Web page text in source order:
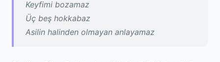
Keyfimi bozamaz
Üç beş hokkabaz
Asilin halinden olmayan anlayamaz